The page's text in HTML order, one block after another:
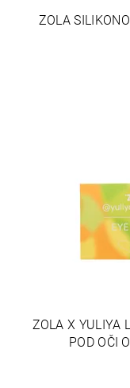
ZOLA
ZOLA X YULIYA
POD OČI